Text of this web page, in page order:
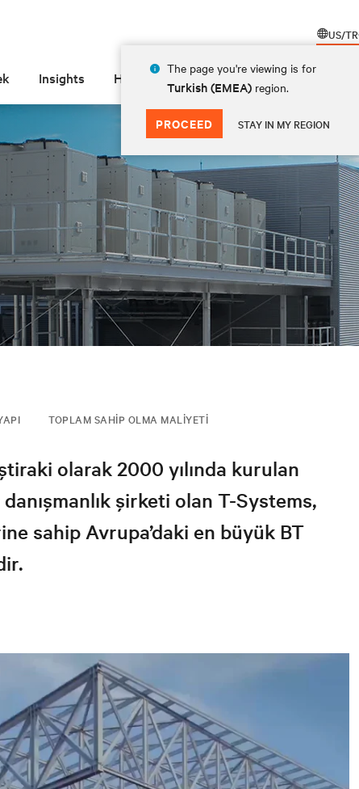
US/TR
The page you're viewing is for
Turkish (EMEA) region.
PROCEED STAY IN MY REGION
Insights Hakkında
TOPLAM SAHIP OLMA MALIYETI
olarak 2000 yılında kurulan
şirketi olan T-Systems,
sahip Avrupa’daki en büyük BT